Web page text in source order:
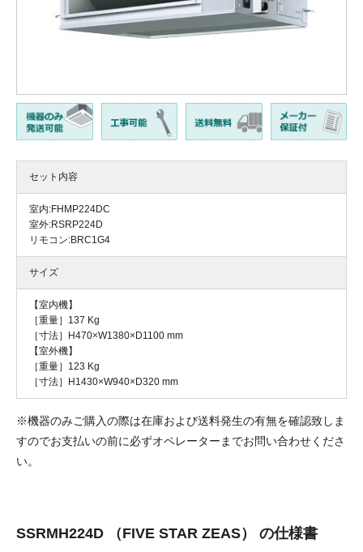
セット内容
室内:FHMP224DC
室外:RSRP224D
リモコン:BRC1G4
サイズ
【室内機】
［重量］137 Kg
［寸法］H470×W1380×D1100 mm
【室外機】
［重量］123 Kg
［寸法］H1430×W940×D320 mm
※機器のみご購入の際は在庫および送料発生の有無を確認致しま
すのでお支払いの前に必ずオペレーターまでお問い合わせくださ
い。
SSRMH224D （FIVE STAR ZEAS） の仕様書